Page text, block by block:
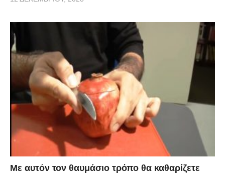
Με αυτόν τον θαυμάσιο τρόπο θα καθαρίζετε